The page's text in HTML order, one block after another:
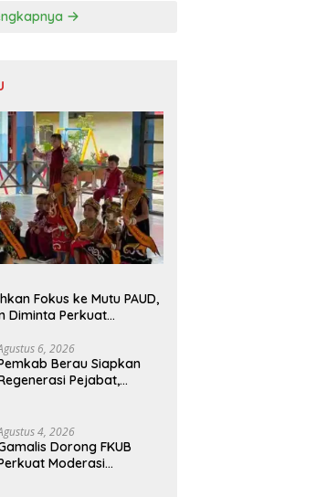
Fokus ke Mutu PAUD,
Diminta Perkuat
6, 2026
Berau Siapkan
Pejabat,
4, 2026
Dorong FKUB
Moderasi